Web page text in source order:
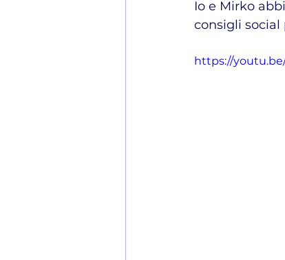
Io e Mirko
consigli social
https://